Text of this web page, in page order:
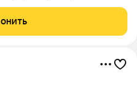
с использованием
-